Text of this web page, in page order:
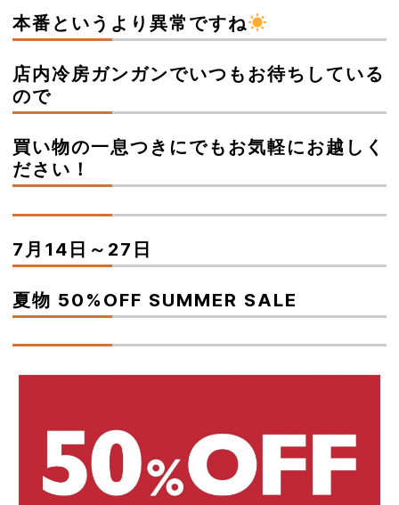
本番というより異常ですね
店内冷房ガンガンでいつもお待ちしている
ので
買い物の一息つきにでもお気軽にお越しく
ださい！
7月14日～27日
夏物 50%OFF SUMMER SALE